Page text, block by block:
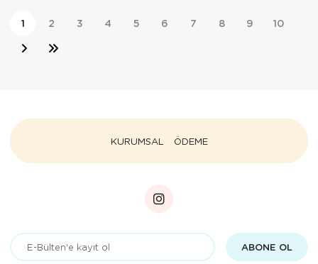
1 2 3 4 5 6 7 8 9 10
KURUMSAL ÖDEME
ABONE OL